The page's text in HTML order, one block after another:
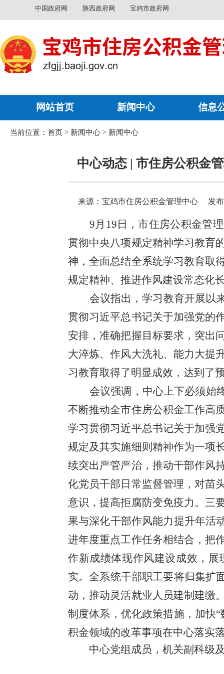
中国政府网 陕西政府网 宝鸡市政府网
网站首页 新闻中心 信息
当前位置： 首页 > 新闻中心 > 新闻中心
中心动态 | 市住房公积金
来源：宝鸡市住房公积金管理中心 发
9月19日，市住房公积金管
贯彻中央八项规定精神学习教育
神，全面总结全系统学习教育取
规定精神、推进作风建设常态化
会议指出，学习教育开展以
贯彻习近平总书记关于加强党的
安排，准确把握目标要求，突出
大淬炼、作风大洗礼、能力大提
习教育取得了明显成效，达到了
会议强调，中心上下必须始
不断推动全市住房公积金工作高
学习贯彻习近平总书记关于加强
规定及其实施细则精神作为一项
续突出严管严治，推动干部作风
化党员干部日常监督管理，对苗
意识，提高拒腐防变免疫力。三
果与深化干部作风能力提升年活
进年度重点工作任务相结合，把
作新成绩体现作风建设成效，
实。全系统干部职工要将归集扩
动，推动灵活就业人员建制建缴
制度体系，优化政策措施，加快
积金领域的改革事项在中心落实
中心党组成员，机关副科级